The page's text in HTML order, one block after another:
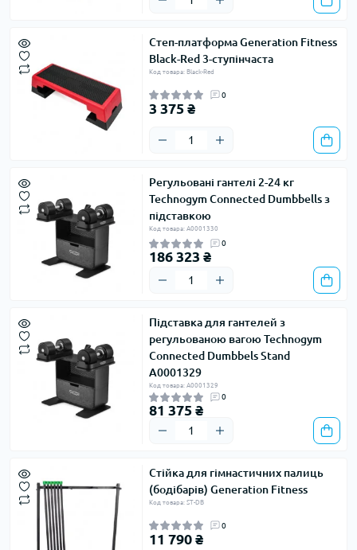
Степ-платформа Generation Fitness
Black-Red 3-ступінчаста
Код товара: Black-Red
0
3 375 ₴
Регульовані гантелі 2-24 кг
Technogym Connected Dumbbells з
підставкою
Код товара: A0001330
0
186 323 ₴
Підставка для гантелей з
регульованою вагою Technogym
Connected Dumbbels Stand
A0001329
Код товара: A0001329
0
81 375 ₴
Стійка для гімнастичних палиць
(бодібарів) Generation Fitness
Код товара: ST-DB
0
11 790 ₴